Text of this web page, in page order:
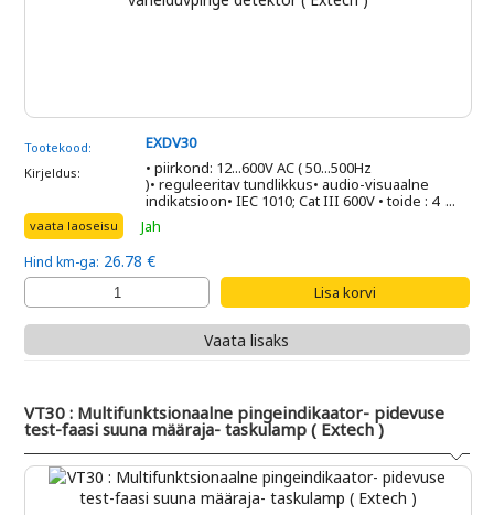
Tootekood: EXDV30
Kirjeldus:
• piirkond: 12...600V AC ( 50...500Hz
)• reguleeritav tundlikkus• audio-visuaalne
indikatsioon• IEC 1010; Cat III 600V • toide : 4 ...
vaata laoseisu Jah
Hind km-ga: 26.78 €
Vaata lisaks
VT30 : Multifunktsionaalne pingeindikaator- pidevuse
test-faasi suuna määraja- taskulamp ( Extech )